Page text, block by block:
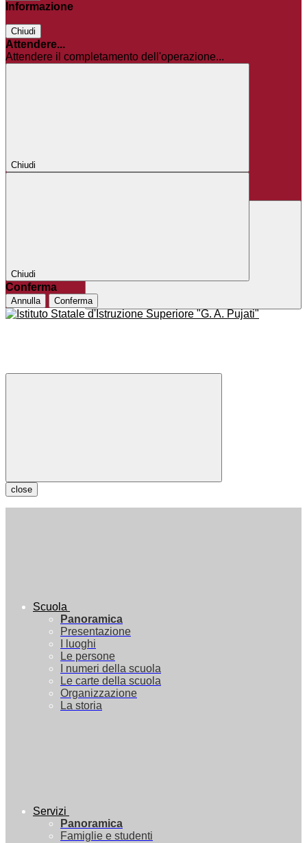
Informazione
Chiudi
Attendere...
Attendere il completamento dell'operazione...
Chiudi
Chiudi
Conferma
Annulla Conferma
close
Scuola
Panoramica
Presentazione
I luoghi
Le persone
I numeri della scuola
Le carte della scuola
Organizzazione
La storia
Servizi
Panoramica
Famiglie e studenti